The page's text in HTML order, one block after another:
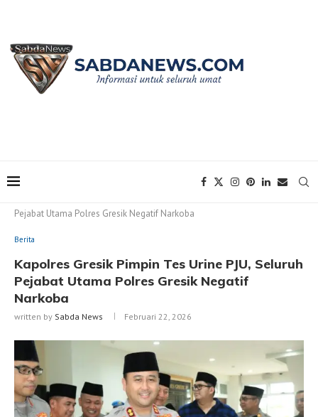
Pejabat Utama Polres Gresik Negatif Narkoba
Berita
Kapolres Gresik Pimpin Tes Urine PJU, Seluruh
Pejabat Utama Polres Gresik Negatif
Narkoba
written by Sabda News Februari 22, 2026